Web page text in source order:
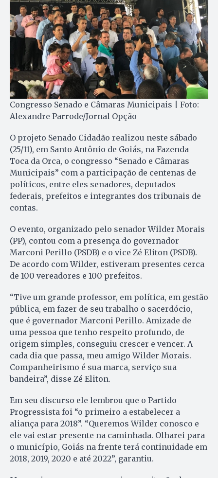
Congresso Senado e Câmaras Municipais | Foto:
Alexandre Parrode/Jornal Opção
O projeto Senado Cidadão realizou neste sábado
(25/11), em Santo Antônio de Goiás, na Fazenda
Toca da Orca, o congresso “Senado e Câmaras
Municipais” com a participação de centenas de
políticos, entre eles senadores, deputados
federais, prefeitos e integrantes dos tribunais de
contas.
O evento, organizado pelo senador Wilder Morais
(PP), contou com a presença do governador
Marconi Perillo (PSDB) e o vice Zé Eliton (PSDB).
De acordo com Wilder, estiveram presentes cerca
de 100 vereadores e 100 prefeitos.
“Tive um grande professor, em política, em gestão
pública, em fazer de seu trabalho o sacerdócio,
que é governador Marconi Perillo. Amizade de
uma pessoa que tenho respeito profundo, de
origem simples, conseguiu crescer e vencer. A
cada dia que passa, meu amigo Wilder Morais.
Companheirismo é sua marca, serviço sua
bandeira”, disse Zé Eliton.
Em seu discurso ele lembrou que o Partido
Progressista foi “o primeiro a estabelecer a
aliança para 2018”. “Queremos Wilder conosco e
ele vai estar presente na caminhada. Olharei para
o município, Goiás na frente terá continuidade em
2018, 2019, 2020 e até 2022”, garantiu.